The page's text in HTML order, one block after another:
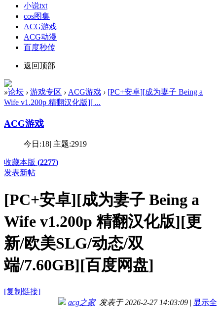
小说txt
cos图集
ACG游戏
ACG动漫
百度秒传
返回顶部
»论坛 › 游戏专区 › ACG游戏 › [PC+安卓][成为妻子 Being a
Wife v1.200p 精翻汉化版][ ...
ACG游戏
今日:18| 主题:2919
收藏本版 (2277)
发表新帖
[PC+安卓][成为妻子 Being a
Wife v1.200p 精翻汉化版][更
新/欧美SLG/动态/双
端/7.60GB][百度网盘]
[复制链接]
acg之家发表于 2026-2-27 14:03:09 | 显示全